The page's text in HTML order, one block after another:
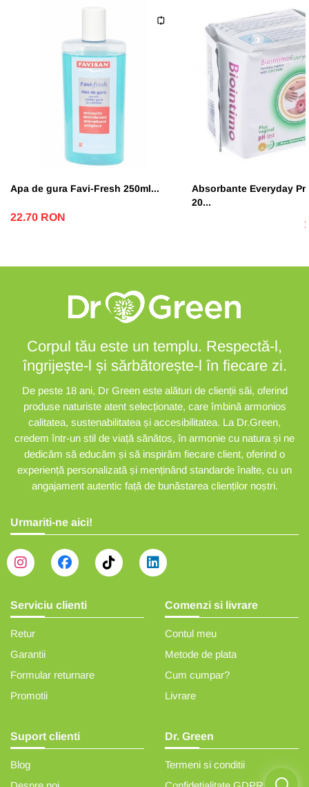
Apa de gura Favi-Fresh 250ml...
22.70 RON
Absorbante Everyday
20...
Corpul tău este un templu. Respectă-l,
îngrijește-l și sărbătorește-l în fiecare zi.
De peste 18 ani, Dr Green este alături de clienții săi, oferind
produse naturiste atent selecționate, care îmbină armonios
calitatea, sustenabilitatea și accesibilitatea. La Dr.Green,
credem într-un stil de viață sănătos, în armonie cu natura și ne
dedicăm să educăm și să inspirăm fiecare client, oferind o
experiență personalizată și menținând standarde înalte, cu un
angajament autentic față de bunăstarea clienților noștri.
Urmariti-ne aici!
Serviciu clienti
Retur
Garantii
Formular returnare
Promotii
Comenzi si livrare
Contul meu
Metode de plata
Cum cumpar?
Livrare
Suport clienti
Blog
Dr. Green
Termeni si conditii